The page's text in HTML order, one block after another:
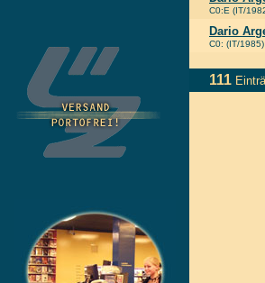
C0:E (IT/
Dario
C0: (IT/1985)
111